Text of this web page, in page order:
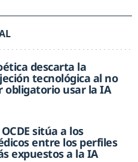
descarta la
tecnológica al no
obligatorio usar la IA
sitúa a los
entre los perfiles
expuestos a la IA